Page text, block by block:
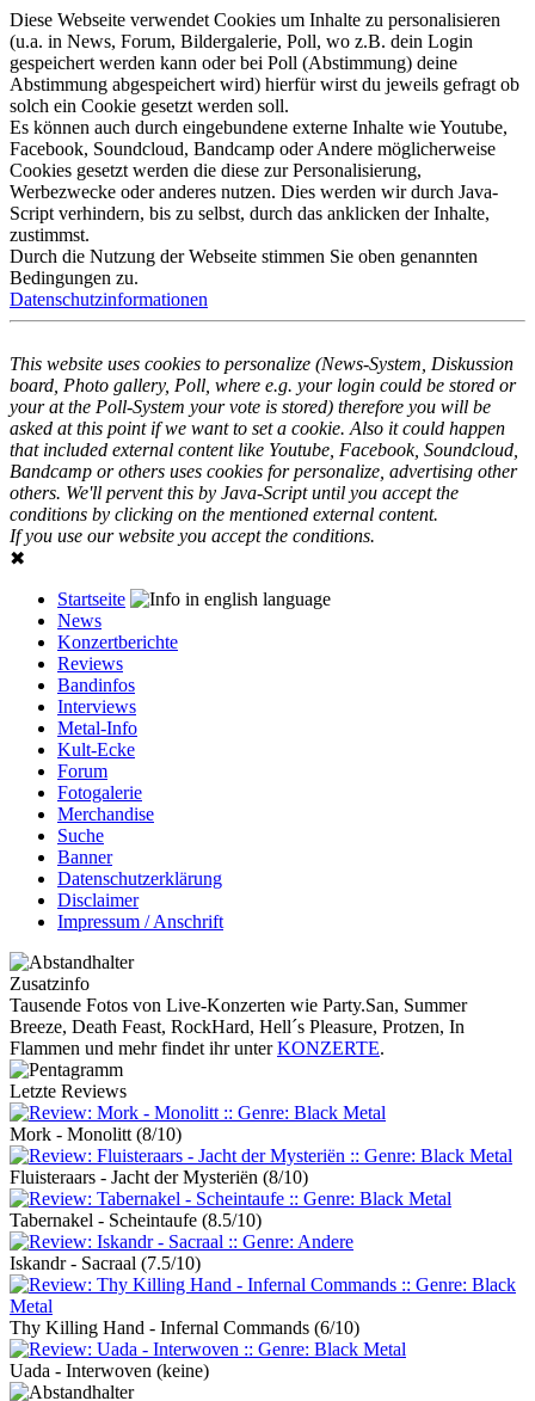
Diese Webseite verwendet Cookies um Inhalte zu personalisieren
(u.a. in News, Forum, Bildergalerie, Poll, wo z.B. dein Login
gespeichert werden kann oder bei Poll (Abstimmung) deine
Abstimmung abgespeichert wird) hierfür wirst du jeweils gefragt ob
solch ein Cookie gesetzt werden soll.
Es können auch durch eingebundene externe Inhalte wie Youtube,
Facebook, Soundcloud, Bandcamp oder Andere möglicherweise
Cookies gesetzt werden die diese zur Personalisierung,
Werbezwecke oder anderes nutzen. Dies werden wir durch Java-
Script verhindern, bis zu selbst, durch das anklicken der Inhalte,
zustimmst.
Durch die Nutzung der Webseite stimmen Sie oben genannten
Bedingungen zu.
Datenschutzinformationen
This website uses cookies to personalize (News-System, Diskussion
board, Photo gallery, Poll, where e.g. your login could be stored or
your at the Poll-System your vote is stored) therefore you will be
asked at this point if we want to set a cookie. Also it could happen
that included external content like Youtube, Facebook, Soundcloud,
Bandcamp or others uses cookies for personalize, advertising other
others. We'll pervent this by Java-Script until you accept the
conditions by clicking on the mentioned external content.
If you use our website you accept the conditions.
✖
Startseite
News
Konzertberichte
Reviews
Bandinfos
Interviews
Metal-Info
Kult-Ecke
Forum
Fotogalerie
Merchandise
Suche
Banner
Datenschutzerklärung
Disclaimer
Impressum / Anschrift
Zusatzinfo
Tausende Fotos von Live-Konzerten wie Party.San, Summer
Breeze, Death Feast, RockHard, Hell´s Pleasure, Protzen, In
Flammen und mehr findet ihr unterKONZERTE.
Letzte Reviews
Mork - Monolitt (8/10)
Fluisteraars - Jacht der Mysteriën (8/10)
Tabernakel - Scheintaufe (8.5/10)
Iskandr - Sacraal (7.5/10)
Thy Killing Hand - Infernal Commands (6/10)
Uada - Interwoven (keine)